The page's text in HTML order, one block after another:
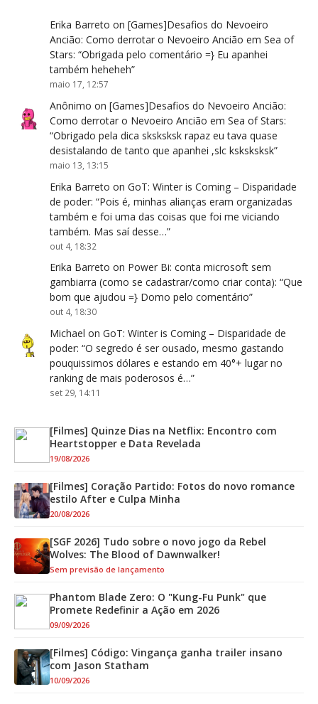
Erika Barreto on [Games]Desafios do Nevoeiro
Ancião: Como derrotar o Nevoeiro Ancião em Sea of
Stars: “Obrigada pelo comentário =} Eu apanhei
também heheheh”
maio 17, 12:57
Anônimo on [Games]Desafios do Nevoeiro Ancião:
Como derrotar o Nevoeiro Ancião em Sea of Stars:
“Obrigado pela dica sksksksk rapaz eu tava quase
desistalando de tanto que apanhei ,slc ksksksksk”
maio 13, 13:15
Erika Barreto on GoT: Winter is Coming – Disparidade
de poder: “Pois é, minhas alianças eram organizadas
também e foi uma das coisas que foi me viciando
também. Mas saí desse…”
out 4, 18:32
Erika Barreto on Power Bi: conta microsoft sem
gambiarra (como se cadastrar/como criar conta): “Que
bom que ajudou =} Domo pelo comentário”
out 4, 18:30
Michael on GoT: Winter is Coming – Disparidade de
poder: “O segredo é ser ousado, mesmo gastando
pouquissimos dólares e estando em 40°+ lugar no
ranking de mais poderosos é…”
set 29, 14:11
[Filmes] Quinze Dias na Netflix: Encontro com
Heartstopper e Data Revelada
19/08/2026
[Filmes] Coração Partido: Fotos do novo romance
estilo After e Culpa Minha
20/08/2026
[SGF 2026] Tudo sobre o novo jogo da Rebel
Wolves: The Blood of Dawnwalker!
Sem previsão de lançamento
Phantom Blade Zero: O "Kung-Fu Punk" que
Promete Redefinir a Ação em 2026
09/09/2026
[Filmes] Código: Vingança ganha trailer insano
com Jason Statham
10/09/2026